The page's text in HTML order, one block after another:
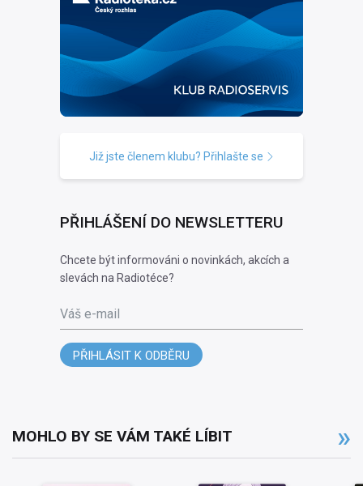
Již jste členem klubu? Přihlašte se
PŘIHLÁŠENÍ DO NEWSLETTERU
Chcete být informováni o novinkách, akcích a
slevách na Radiotéce?
Váš e-mail
PŘIHLÁSIT K ODBĚRU
MOHLO BY SE VÁM TAKÉ LÍBIT